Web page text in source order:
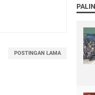
POSTINGAN LAMA